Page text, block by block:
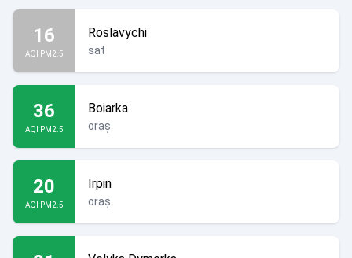
16
AQI PM2.5
Roslavychi
sat
36
AQI PM2.5
Boiarka
oraș
20
AQI PM2.5
Irpin
oraș